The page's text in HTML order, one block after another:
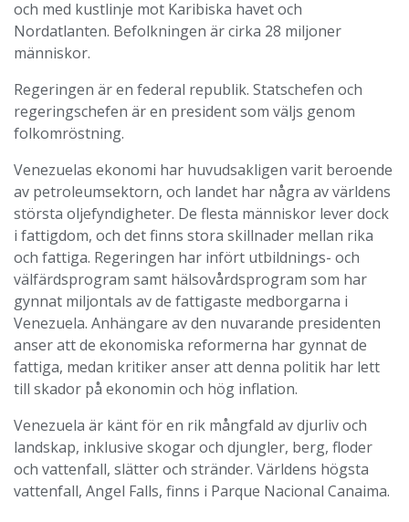
och med kustlinje mot Karibiska havet och
Nordatlanten. Befolkningen är cirka 28 miljoner
människor.
Regeringen är en federal republik. Statschefen och
regeringschefen är en president som väljs genom
folkomröstning.
Venezuelas ekonomi har huvudsakligen varit beroende
av petroleumsektorn, och landet har några av världens
största oljefyndigheter. De flesta människor lever dock
i fattigdom, och det finns stora skillnader mellan rika
och fattiga. Regeringen har infört utbildnings- och
välfärdsprogram samt hälsovårdsprogram som har
gynnat miljontals av de fattigaste medborgarna i
Venezuela. Anhängare av den nuvarande presidenten
anser att de ekonomiska reformerna har gynnat de
fattiga, medan kritiker anser att denna politik har lett
till skador på ekonomin och hög inflation.
Venezuela är känt för en rik mångfald av djurliv och
landskap, inklusive skogar och djungler, berg, floder
och vattenfall, slätter och stränder. Världens högsta
vattenfall, Angel Falls, finns i Parque Nacional Canaima.